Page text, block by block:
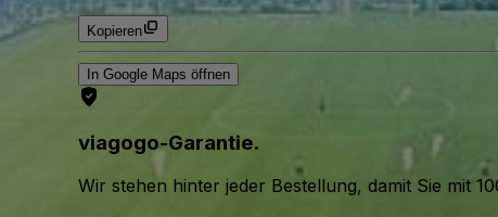
Kopieren
In Google Maps öffnen
viagogo-Garantie.
Wir stehen hinter jeder Bestellung, damit Sie mit